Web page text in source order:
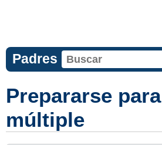
Padres
Prepararse
múltiple